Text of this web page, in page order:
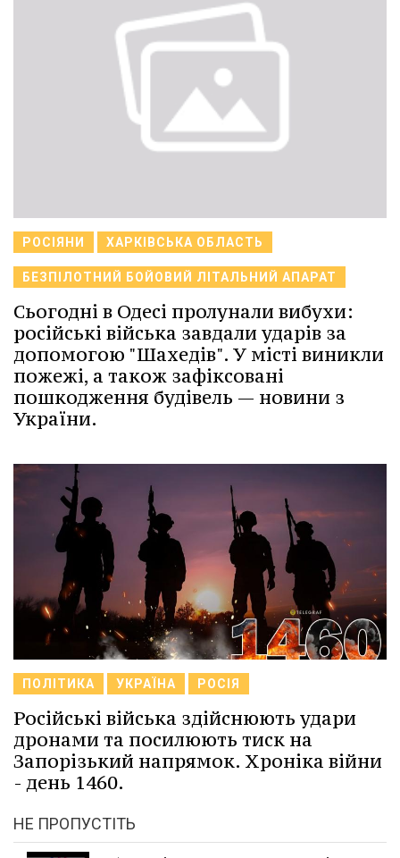
РОСІЯНИ ХАРКІВСЬКА ОБЛАСТЬ
БЕЗПІЛОТНИЙ БОЙОВИЙ ЛІТАЛЬНИЙ АПАРАТ
Сьогодні в Одесі пролунали вибухи:
російські війська завдали ударів за
допомогою "Шахедів". У місті виникли
пожежі, а також зафіксовані
пошкодження будівель — новини з
України.
ПОЛІТИКА УКРАЇНА РОСІЯ
Російські війська здійснюють удари
дронами та посилюють тиск на
Запорізький напрямок. Хроніка війни
- день 1460.
НЕ ПРОПУСТІТЬ